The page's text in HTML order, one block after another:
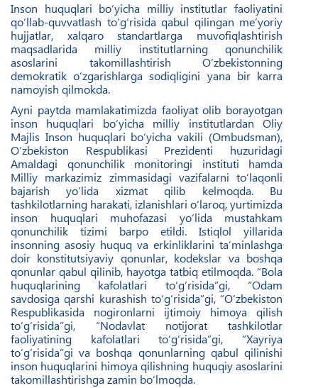
Inson huquqlari bo‘yicha milliy institutlar faoliyatini
qo‘llab-quvvatlash to‘g‘risida qabul qilingan me’yoriy
hujjatlar, xalqaro standartlarga muvofiqlashtirish
maqsadlarida milliy institutlarning qonunchilik
asoslarini takomillashtirish O‘zbekistonning
demokratik o‘zgarishlarga sodiqligini yana bir karra
namoyish qilmokda.
Ayni paytda mamlakatimizda faoliyat olib borayotgan
inson huquqlari bo‘yicha milliy institutlardan Oliy
Majlis Inson huquqlari bo‘yicha vakili (Ombudsman),
O‘zbekiston Respublikasi Prezidenti huzuridagi
Amaldagi qonunchilik monitoringi instituti hamda
Milliy markazimiz zimmasidagi vazifalarni to‘laqonli
bajarish yo‘lida xizmat qilib kelmoqda. Bu
tashkilotlarning harakati, izlanishlari o‘laroq, yurtimizda
inson huquqlari muhofazasi yo‘lida mustahkam
qonunchilik tizimi barpo etildi. Istiqlol yillarida
insonning asosiy huquq va erkinliklarini ta’minlashga
doir konstitutsiyaviy qonunlar, kodekslar va boshqa
qonunlar qabul qilinib, hayotga tatbiq etilmoqda. “Bola
huquqlarining kafolatlari to‘g‘risida”gi, “Odam
savdosiga qarshi kurashish to‘g‘risida”gi, “O‘zbekiston
Respublikasida nogironlarni ijtimoiy himoya qilish
to‘g‘risida”gi, “Nodavlat notijorat tashkilotlar
faoliyatining kafolatlari to‘g‘risida”gi, “Xayriya
to‘g‘risida”gi va boshqa qonunlarning qabul qilinishi
inson huquqlarini himoya qilishning huquqiy asoslarini
takomillashtirishga zamin bo‘lmoqda.